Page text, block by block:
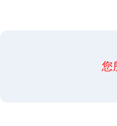
您